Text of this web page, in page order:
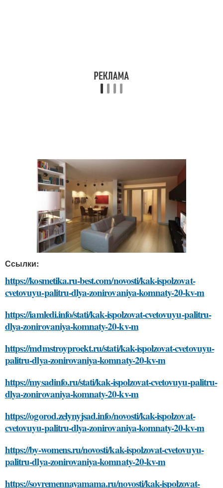
Ссылки:
https://kosmetika.ru-best.com/novosti/kak-ispolzovat-
cvetovuyu-palitru-dlya-zonirovaniya-komnaty-20-kv-m
https://iamledi.info/stati/kak-ispolzovat-cvetovuyu-palitru-
dlya-zonirovaniya-komnaty-20-kv-m
https://mdmstroyproekt.ru/stati/kak-ispolzovat-cvetovuyu-
palitru-dlya-zonirovaniya-komnaty-20-kv-m
https://mysadinfo.ru/stati/kak-ispolzovat-cvetovuyu-palitru-
dlya-zonirovaniya-komnaty-20-kv-m
https://ogorod.zelynyjsad.info/novosti/kak-ispolzovat-
cvetovuyu-palitru-dlya-zonirovaniya-komnaty-20-kv-m
https://by-womens.ru/novosti/kak-ispolzovat-cvetovuyu-
palitru-dlya-zonirovaniya-komnaty-20-kv-m
https://sovremennayamama.ru/novosti/kak-ispolzovat-